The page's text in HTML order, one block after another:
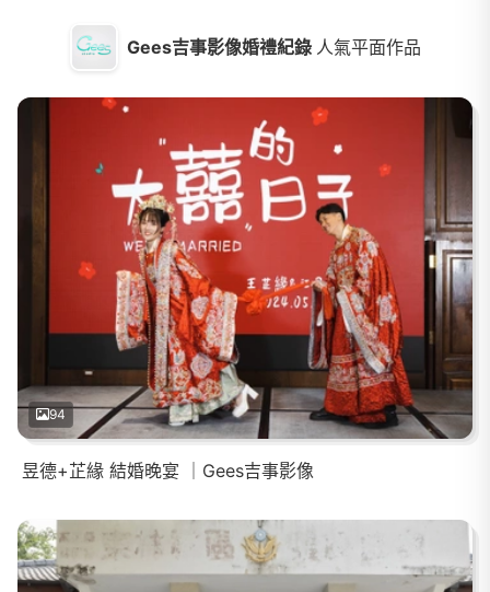
Gees吉事影像婚禮紀錄 人氣平面作品
94
昱德+芷緣 結婚晚宴 ｜Gees吉事影像